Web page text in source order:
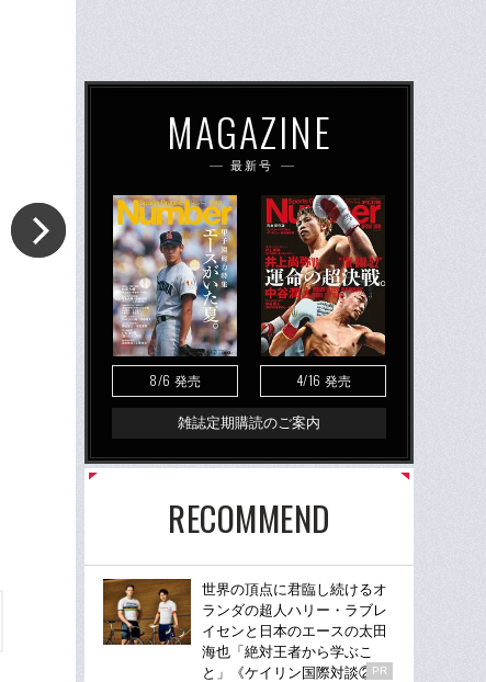
MAGAZINE
最新号
8/6 発売 4/16 発売
雑誌定期購読のご案内
RECOMMEND
世界の頂点に君臨し続けるオ
ランダの超人ハリー・ラブレ
イセンと日本のエースの太田
海也「絶対王者から学ぶこ
と」《ケイリン国際対談②》
PR